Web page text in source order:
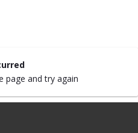
page and try again